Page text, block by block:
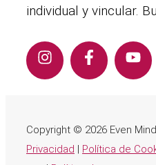
individual y vincular.
Copyright © 2026 Even
Privacidad | Política de